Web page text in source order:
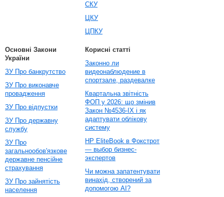
СКУ
ЦКУ
ЦПКУ
Основні Закони
України
ЗУ Про банкрутство
ЗУ Про виконавче
провадження
ЗУ Про відпустки
ЗУ Про державну
службу
ЗУ Про
загальнообов'язкове
державне пенсійне
страхування
ЗУ Про зайнятість
населення
Корисні статті
Законно ли
видеонаблюдение в
спортзале, раздевалке
Квартальна звітність
ФОП у 2026: що змінив
Закон №4536-IX і як
адаптувати облікову
систему
HP EliteBook в Фокстрот
— выбор бизнес-
экспертов
Чи можна запатентувати
винахід, створений за
допомогою AI?